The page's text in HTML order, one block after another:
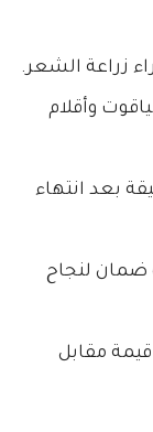
زراعة الشعر.
وأقلام
بعد انتهاء
ضمان لنجاح
مقابل